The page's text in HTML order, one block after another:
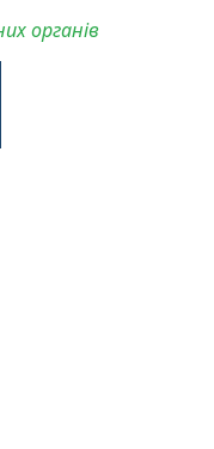
органів